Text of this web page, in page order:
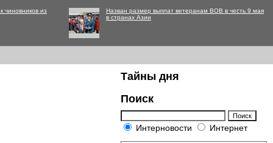
чиновников из
Назван размер выплат ветеранам ВОВ в честь 9 мая
в странах Азии
Тайны дня
Поиск
Интерновости Интернет